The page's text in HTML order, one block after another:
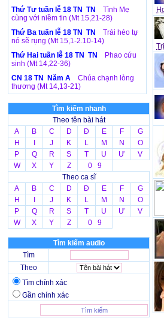
Thứ Tư tuần lễ 18 TN TN
Tình Mẹ
cùng với niềm tin (Mt 15,21-28)
Thứ Ba tuấn lễ 18 TN TN
Trái héo tự
nó sẽ rụng (Mt 15,1-2.10-14)
Thứ Hai tuần lễ 18 TN TN
Phao cứu
sinh (Mt 14,22-36)
CN 18 TN Năm A
Chúa chạnh lòng
thương (Mt 14,13-21)
Tìm kiếm nhanh
Theo tên bài hát
A
B C D Đ E F
G
H
J K L M N
O
P
Q R S T U Ư
V
W
X Y Z
0 9
Theo ca sĩ
A
B C D Đ E F
G
H
J K L M N
O
P
Q R S T U Ư
V
W
X Y Z 0 9
Tìm kiếm audio
Tìm
Theo
Tìm chính xác
Gần chính xác